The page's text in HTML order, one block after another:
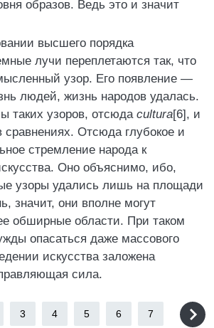
образов. Ведь это и значит
высшего порядка
лучи переплетаются так, что
узор. Его появление —
людей, жизнь народов удалась.
таких узоров, отсюда cultura[6], и
Отсюда глубокое и
стремление народа к
Оно объяснимо, ибо,
узоры удались лишь на площади
значит, они вполне могут
обширные области. При таком
опасаться даже массового
искусства заложена
сила.
3 4 5 6 7